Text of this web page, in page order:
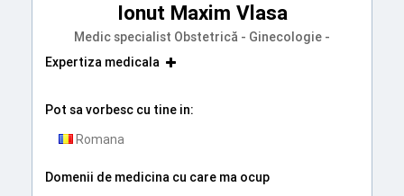
Ionut Maxim Vlasa
Medic specialist Obstetrică - Ginecologie -
Expertiza medicala
Pot sa vorbesc cu tine in:
Romana
Domenii de medicina cu care ma ocup